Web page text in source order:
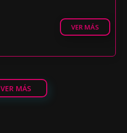
VER MÁS
VER MÁS